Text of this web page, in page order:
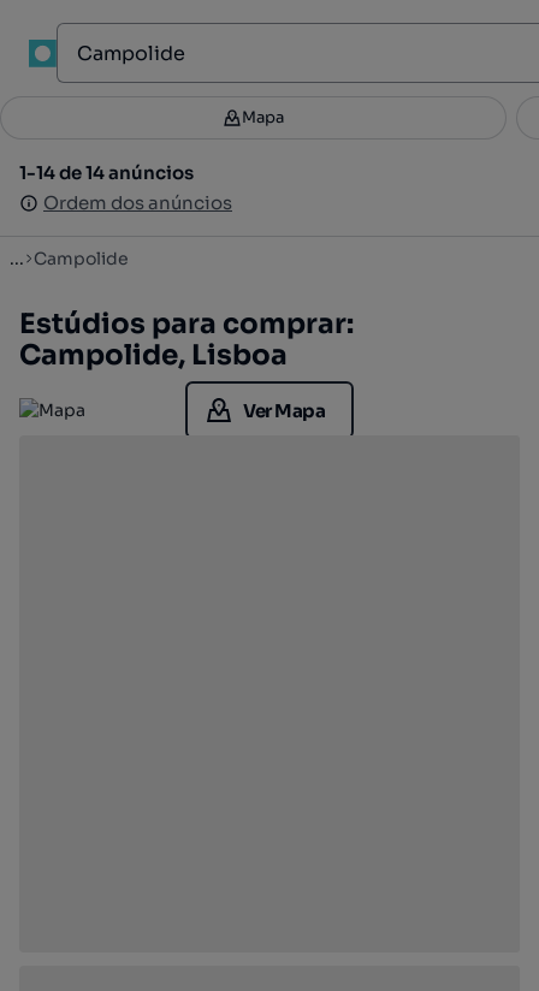
Filtros 2
1-14 de 14 anúncios
Ordem dos anúncios
Mapa
1-14 de 14 anúncios
Ordem dos anúncios
... Campolide
Estúdios para comprar:
Campolide, Lisboa
Ver Mapa